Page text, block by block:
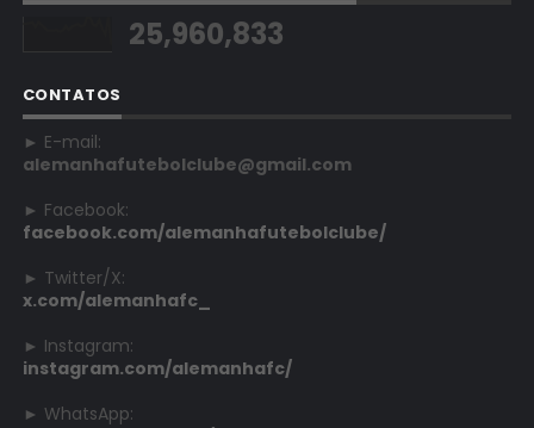
25,960,833
CONTATOS
► E-mail:
alemanhafutebolclube@gmail.com
► Facebook:
facebook.com/alemanhafutebolclube/
► Twitter/X:
x.com/alemanhafc_
► Instagram:
instagram.com/alemanhafc/
► WhatsApp: